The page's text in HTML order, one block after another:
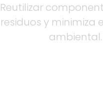
Reutilizar
residuos y minimiza
ambiental.